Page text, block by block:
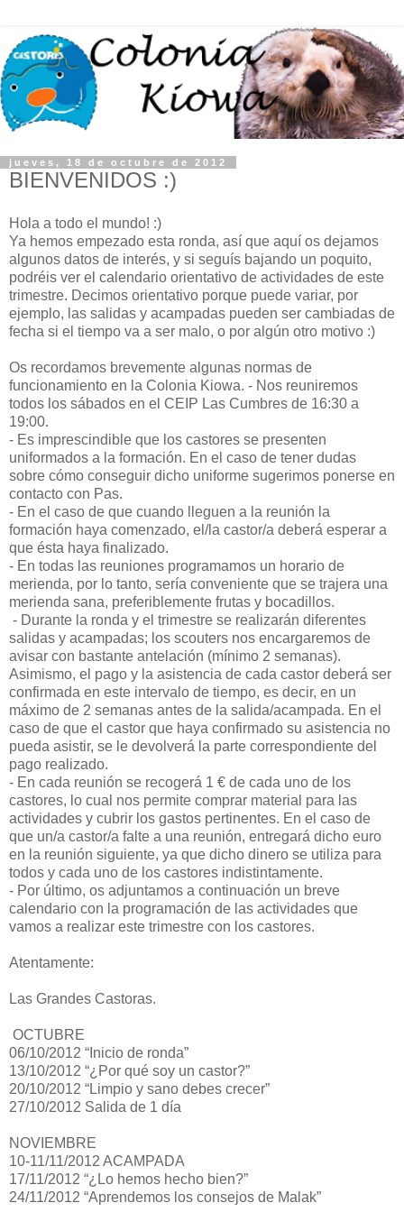
jueves, 18 de octubre de 2012
BIENVENIDOS :)
Hola a todo el mundo! :)
Ya hemos empezado esta ronda, así que aquí os dejamos
algunos datos de interés, y si seguís bajando un poquito,
podréis ver el calendario orientativo de actividades de este
trimestre. Decimos orientativo porque puede variar, por
ejemplo, las salidas y acampadas pueden ser cambiadas de
fecha si el tiempo va a ser malo, o por algún otro motivo :)
Os recordamos brevemente algunas normas de
funcionamiento en la Colonia Kiowa. - Nos reuniremos
todos los sábados en el CEIP Las Cumbres de 16:30 a
19:00.
- Es imprescindible que los castores se presenten
uniformados a la formación. En el caso de tener dudas
sobre cómo conseguir dicho uniforme sugerimos ponerse en
contacto con Pas.
- En el caso de que cuando lleguen a la reunión la
formación haya comenzado, el/la castor/a deberá esperar a
que ésta haya finalizado.
- En todas las reuniones programamos un horario de
merienda, por lo tanto, sería conveniente que se trajera una
merienda sana, preferiblemente frutas y bocadillos.
- Durante la ronda y el trimestre se realizarán diferentes
salidas y acampadas; los scouters nos encargaremos de
avisar con bastante antelación (mínimo 2 semanas).
Asimismo, el pago y la asistencia de cada castor deberá ser
confirmada en este intervalo de tiempo, es decir, en un
máximo de 2 semanas antes de la salida/acampada. En el
caso de que el castor que haya confirmado su asistencia no
pueda asistir, se le devolverá la parte correspondiente del
pago realizado.
- En cada reunión se recogerá 1 € de cada uno de los
castores, lo cual nos permite comprar material para las
actividades y cubrir los gastos pertinentes. En el caso de
que un/a castor/a falte a una reunión, entregará dicho euro
en la reunión siguiente, ya que dicho dinero se utiliza para
todos y cada uno de los castores indistintamente.
- Por último, os adjuntamos a continuación un breve
calendario con la programación de las actividades que
vamos a realizar este trimestre con los castores.
Atentamente:
Las Grandes Castoras.
OCTUBRE
06/10/2012 “Inicio de ronda”
13/10/2012 “¿Por qué soy un castor?”
20/10/2012 “Limpio y sano debes crecer”
27/10/2012 Salida de 1 día
NOVIEMBRE
10-11/11/2012 ACAMPADA
17/11/2012 “¿Lo hemos hecho bien?”
24/11/2012 “Aprendemos los consejos de Malak”